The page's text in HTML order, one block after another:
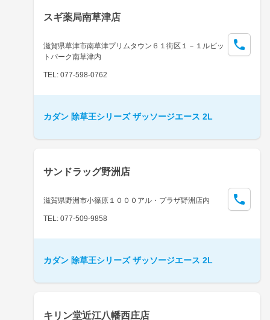
スギ薬局南草津店
滋賀県草津市南草津プリムタウン６１街区１－１ルビッ
トパーク南草津内
TEL: 077-598-0762
カダン 除草王シリーズ ザッソージエース 2L
サンドラッグ野洲店
滋賀県野洲市小篠原１０００アル・プラザ野洲店内
TEL: 077-509-9858
カダン 除草王シリーズ ザッソージエース 2L
キリン堂近江八幡西庄店